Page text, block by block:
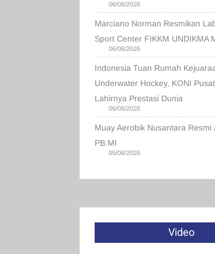
06/08/2026
Marciano Norman Resmikan
Sport Center FIKKM UNDIKMA
06/08/2026
Indonesia Tuan Rumah
Underwater Hockey, KONI
Lahirnya Prestasi Dunia
06/08/2026
Muay Aerobik Nusantara Resmi
PB.MI
05/08/2026
Video